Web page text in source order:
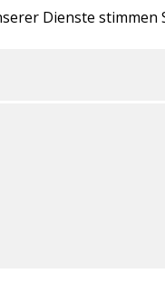
Dienste stimmen